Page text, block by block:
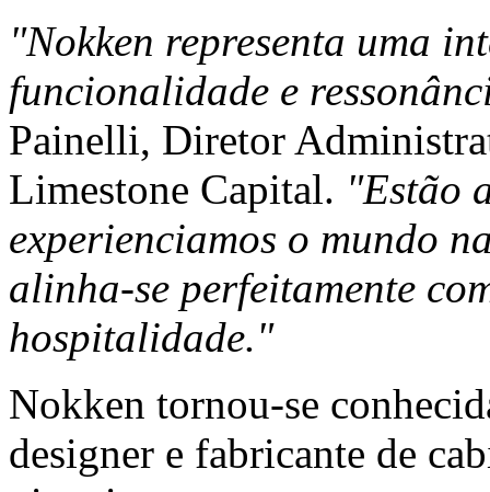
"Nokken representa uma
funcionalidade e
Painelli, Diretor
Limestone Capital. "Estão
experienciamos o mundo
alinha-se perfeitamente
hospitalidade."
Nokken tornou-se
designer e fabricante de